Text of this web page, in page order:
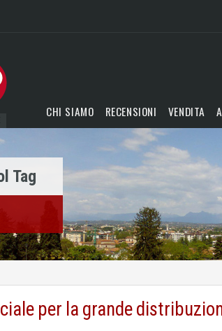
CHI SIAMO RECENSIONI VENDITA
Tag
per la grande